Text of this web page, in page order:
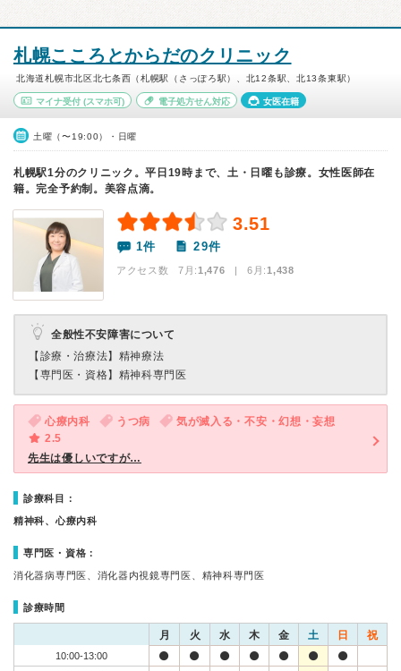
札幌こころとからだのクリニック
北海道札幌市北区北七条西（札幌駅（さっぽろ駅）、北12条駅、北13条東駅）
マイナ受付 (スマホ可) 電子処方せん対応 女医在籍
土曜（〜19:00）・日曜
札幌駅1分のクリニック。平日19時まで、土・日曜も診療。女性医師在
籍。完全予約制。美容点滴。
3.51
1件 29件
アクセス数 7月:1,476 | 6月:1,438
全般性不安障害について
【診療・治療法】 精神療法
【専門医・資格】 精神科専門医
心療内科 うつ病
気が滅入る・不安・幻想・妄想
2.5
先生は優しいですが…
診療科目：
精神科、心療内科
専門医・資格：
消化器病専門医、消化器内視鏡専門医、精神科専門医
診療時間
月 火 水 木 金 土 日 祝
10:00-13:00